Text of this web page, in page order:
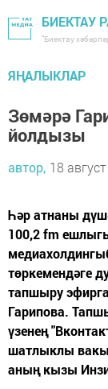
БИЕКТАУ
"Биектау
ЯҢАЛЫКЛАР
Зөмәрә
йолдызы
автор, 18
Һәр атнаны
100,2 fm
төркемендәге
тапшыру
Гарипова.
үзенең
шатлыклы
аның кызы